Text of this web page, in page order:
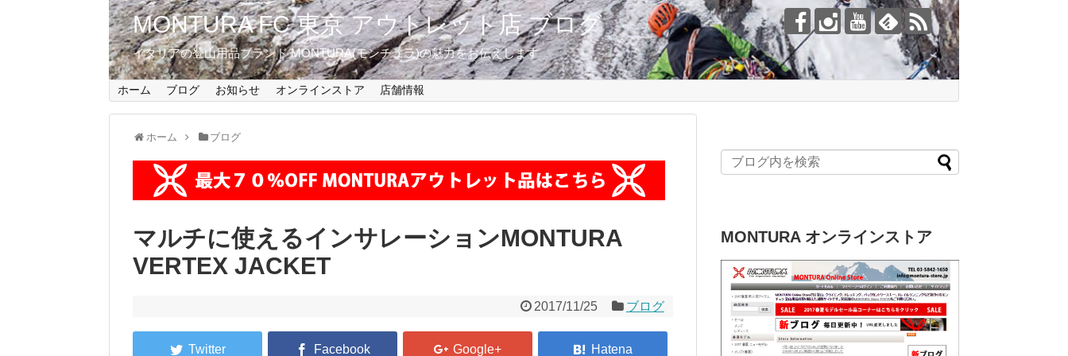
MONTURA FC 東京 アウトレット店 ブログ
イタリアの登山用品ブランド MONTURA(モンチュラ)の魅力をお伝えします
ホーム ブログ お知らせ オンラインストア 店舗情報
ホーム ブログ
マルチに使えるインサレーションMONTURA
VERTEX JACKET
2017/11/25 ブログ
MONTURA オンラインストア